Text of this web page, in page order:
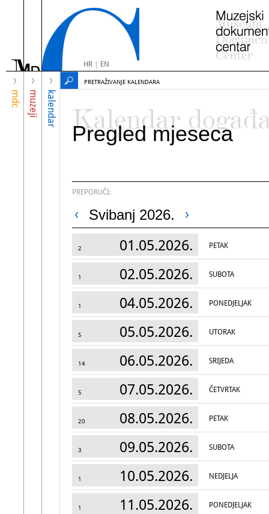
HR| EN
mdc muzeji kalendar
PRETRAŽIVANJE KALENDARA
Kalendar
Pregled mjeseca
PREPORUČI:
Svibanj 2026.
2 01.05.2026. PETAK
1 02.05.2026. SUBOTA
1 04.05.2026. PONEDJELJAK
5 05.05.2026. UTORAK
14 06.05.2026. SRIJEDA
5 07.05.2026. ČETVRTAK
20 08.05.2026. PETAK
3 09.05.2026. SUBOTA
1 10.05.2026. NEDJELJA
1 11.05.2026. PONEDJELJAK